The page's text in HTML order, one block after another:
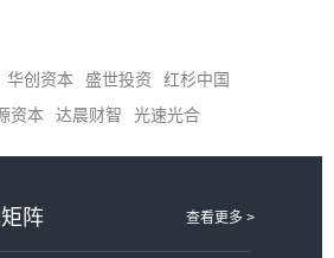
华创资本 盛世投资
红杉中国
资本 达晨财智 光速光合
查看更多 >
阵